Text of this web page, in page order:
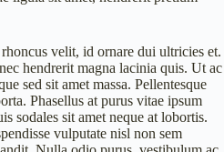
velit, id ornare dui ultricies et.
hendrerit magna lacinia quis. Ut ac
sed sit amet massa. Pellentesque
Phasellus at purus vitae ipsum
sodales sit amet neque at lobortis.
vulputate nisl non sem